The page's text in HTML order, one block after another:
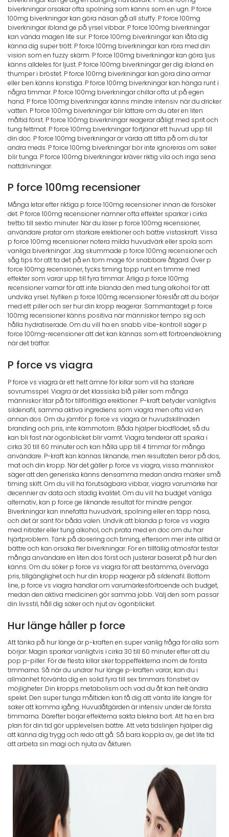
biverkningar orsakar ofta spolning som känns som en ugn. P force
100mg biverkningar kan göra näsan gå all stuffy. P force 100mg
biverkningar ibland ge på yrsel vibbar. P force 100mg biverkningar
kan vända magen lite sur. P force 100mg biverkningar kan låta dig
känna dig super trött. P force 100mg biverkningar kan röra med din
vision som en fuzzy skärm. P force 100mg biverkningar kan göra ljus
känns alldeles för ljust. P force 100mg biverkningar ger dig ibland en
thumper i bröstet. P force 100mg biverkningar kan göra dina armar
eller ben känns konstiga. P force 100mg biverkningar kan hänga runt i
några timmar. P force 100mg biverkningar chillar ofta ut på egen
hand. P force 100mg biverkningar känns mindre intensiv när du dricker
vatten. P force 100mg biverkningar blir lättare om du äter en liten
måltid först. P force 100mg biverkningar reagerar dåligt med sprit och
tung fettmat. P force 100mg biverkningar förtjänar ett huvud upp till
din doc. P force 100mg biverkningar är värda att titta på om du tar
andra meds. P force 100mg biverkningar bör inte ignoreras om saker
blir tunga. P force 100mg biverkningar kräver riktig vila och inga sena
nattdrivningar.
P force 100mg recensioner
Många letar efter riktiga p force 100mg recensioner innan de försöker
det. P force 100mg recensioner nämner ofta effekter sparkar i cirka
trettio till sextio minuter. När du läser p force 100mg recensioner,
användare pratar om starkare erektioner och bättre vistaskraft. Vissa
p force 100mg recensioner notera milda huvudvärk eller spola som
vanliga biverkningar. Jag skummade p force 100mg recensioner och
såg tips för att ta det på en tom mage för snabbare åtgärd. Över p
force 100mg recensioner, tycks timing topp runt en timme med
effekter som varar upp till fyra timmar. Ärliga p force 100mg
recensioner varnar för att inte blanda den med tung alkohol för att
undvika yrsel. Nyfiken p force 100mg recensioner föreslår att du börjar
med ett piller och ser hur din kropp reagerar. Sammantaget p force
100mg recensioner känns positiva när människor tempo sig och
hålla hydratiserade. Om du vill ha en snabb vibe-kontroll säger p
force 100mg-recensioner att det kan kännas som ett förtroendeökning
när det träffar.
P force vs viagra
P force vs viagra är ett hett ämne för killar som vill ha starkare
sovrumsspel. Viagra är det klassiska blå piller som många
människor litar på för tillförlitliga erektioner. P-kraft betyder vanligtvis
sildenafil, samma aktiva ingrediens som viagra men ofta vid en
annan dos. Om du jämför p force vs viagra är huvudskillnaden
branding och pris, inte kärnmotorn. Båda hjälper blodflödet, så du
kan bli fast när ögonblicket blir varmt. Viagra tenderar att sparka i
cirka 30 till 60 minuter och kan hålla upp till 4 timmar för många
användare. P-kraft kan kännas liknande, men resultaten beror på dos,
mat och din kropp. När det gäller p force vs viagra, vissa människor
säger att den generiska känns densamma medan andra märker små
timing skift. Om du vill ha förutsägbara vibbar, viagra varumärke har
decennier av data och stadig kvalitet. Om du vill ha budget vänliga
alternativ, kan p force ge liknande resultat för mindre pengar.
Biverkningar kan innefatta huvudvärk, spolning eller en täpp näsa,
och det är sant för båda valen. Undvik att blanda p force vs viagra
med nitrater eller tung alkohol, och prata med en doc om du har
hjärtproblem. Tänk på dosering och timing, eftersom mer inte alltid är
bättre och kan orsaka fler biverkningar. För en tillfällig atmosfär testar
många användare en liten dos först och justerar baserat på hur den
känns. Om du söker p force vs viagra för att bestämma, överväga
pris, tillgänglighet och hur din kropp reagerar på sildenafil. Bottom
line, p force vs viagra handlar om varumärkesförtroende och budget,
medan den aktiva medicinen gör samma jobb. Välj den som passar
din livsstil, håll dig säker och njut av ögonblicket.
Hur länge håller p force
Att tänka på hur länge är p-kraften en super vanlig fråga för alla som
börjar. Magin sparkar vanligtvis i cirka 30 till 60 minuter efter att du
pop p-piller. För de flesta killar sker toppeffekterna inom de första
timmarna. Så när du undrar hur länge p-kraften varar, kan du i
allmänhet förvänta dig en solid fyra till sex timmars fönstret av
möjligheter. Din kropps metabolism och vad du åt kan helt ändra
spelet. Den super tunga måltiden kan få dig att vänta lite längre för
saker att komma igång. Huvudåtgärden är intensiv under de första
timmarna. Därefter börjar effekterna sakta blekna bort. Att ha en bra
plan för din tid gör upplevelsen bättre. Att veta tidslinjen hjälper dig
att känna dig trygg och redo att gå. Så bara koppla av, ge det lite tid
att arbeta sin magi och njuta av åkturen.